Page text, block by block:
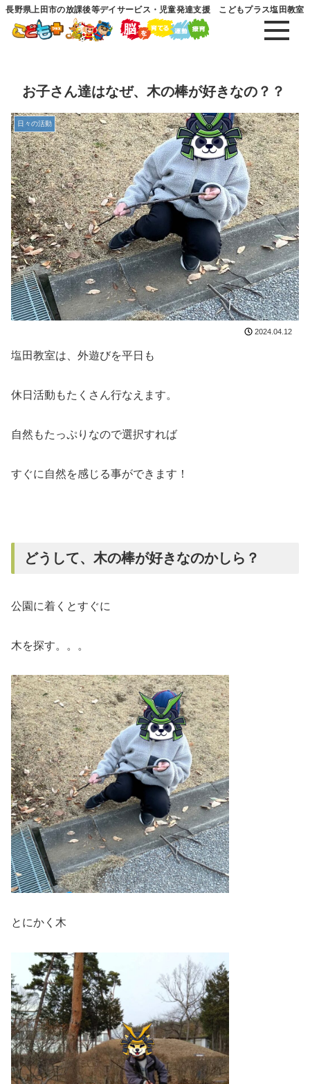
長野県上田市の放課後等デイサービス・児童発達支援 こどもプラス塩田教室
お子さん達はなぜ、木の棒が好きなの？？
日々の活動
2024.04.12
塩田教室は、外遊びを平日も
休日活動もたくさん行なえます。
自然もたっぷりなので選択すれば
すぐに自然を感じる事ができます！
どうして、木の棒が好きなのかしら？
公園に着くとすぐに
木を探す。。。
とにかく木